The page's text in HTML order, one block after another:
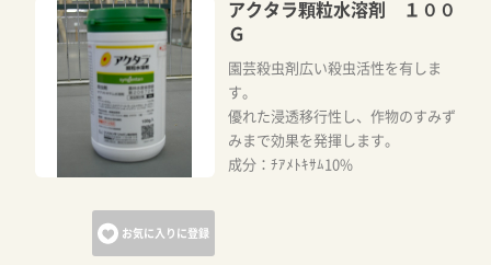
お気に入りに登録
アクタラ顆粒水溶剤 １００
Ｇ
園芸殺虫剤広い殺虫活性を有しま
す。
優れた浸透移行性し、作物のすみず
みまで効果を発揮します。
成分：ﾁｱﾒﾄｷｻﾑ10%